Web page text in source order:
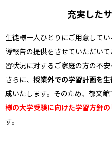
充実した
生徒様一人ひとりにご用意して
導報告の提供をさせていただい
習状況に対するご家庭の方の不安
さらに、 授業外での学習計画を
成いたします。そのため、郁文
様の大学受験に向けた学習方針
す。